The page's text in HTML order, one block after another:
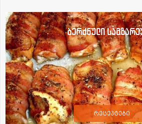
ბერძნული
რეცეპტები